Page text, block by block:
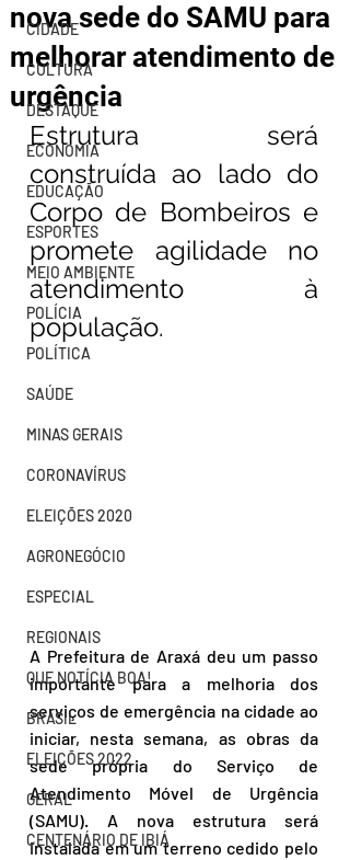
CIDADE
CULTURA
DESTAQUE
ECONOMIA
EDUCAÇÃO
ESPORTES
MEIO AMBIENTE
POLÍCIA
POLÍTICA
SAÚDE
MINAS GERAIS
CORONAVÍRUS
ELEIÇÕES 2020
AGRONEGÓCIO
ESPECIAL
REGIONAIS
QUE NOTÍCIA BOA!
BRASIL
ELEIÇÕES 2022
GERAL
CENTENÁRIO DE IBIÁ
nova sede do SAMU para
melhorar atendimento de
urgência
Estrutura será
construída ao lado do
Corpo de Bombeiros e
promete agilidade no
atendimento à
população.
A Prefeitura de Araxá deu um passo
importante para a melhoria dos
serviços de emergência na cidade ao
iniciar, nesta semana, as obras da
sede própria do Serviço de
Atendimento Móvel de Urgência
(SAMU). A nova estrutura será
instalada em um terreno cedido pelo